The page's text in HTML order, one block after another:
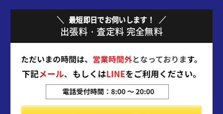
最短即日でお伺いします！
出張料・査定料 完全無料